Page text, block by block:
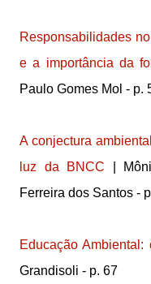
Responsabilidades
e a importância da
Paulo Gomes Mol - p.
A conjectura
luz da BNCC |
Ferreira dos Santos -
Educação
Grandisoli - p. 67